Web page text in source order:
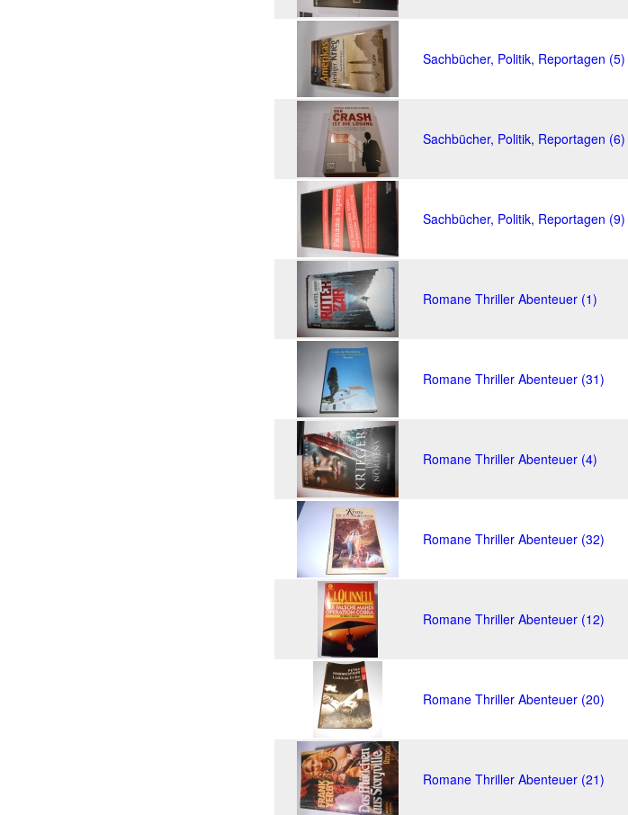
Sachbücher, Politik, Reportagen (5)
Sachbücher, Politik, Reportagen (6)
Sachbücher, Politik, Reportagen (9)
Romane Thriller Abenteuer (1)
Romane Thriller Abenteuer (31)
Romane Thriller Abenteuer (4)
Romane Thriller Abenteuer (32)
Romane Thriller Abenteuer (12)
Romane Thriller Abenteuer (20)
Romane Thriller Abenteuer (21)